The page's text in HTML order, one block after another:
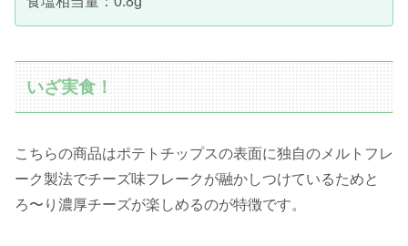
いざ実食！
こちらの商品はポテトチップスの表面に独自のメルトフレ
ーク製法でチーズ味フレークが融かしつけているためと
ろ〜り濃厚チーズが楽しめるのが特徴です。